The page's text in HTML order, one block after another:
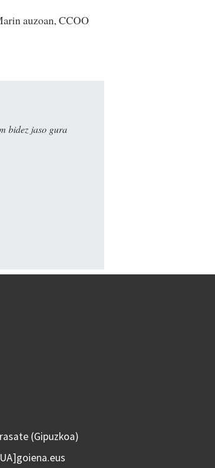
auzoan, CCOO
bidez jaso gura
(Gipuzkoa)